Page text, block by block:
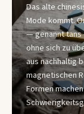
Das alte
Mode kommt.
— genannt tans
ohne sich zu
aus nachhaltig
magnetischen
Formen